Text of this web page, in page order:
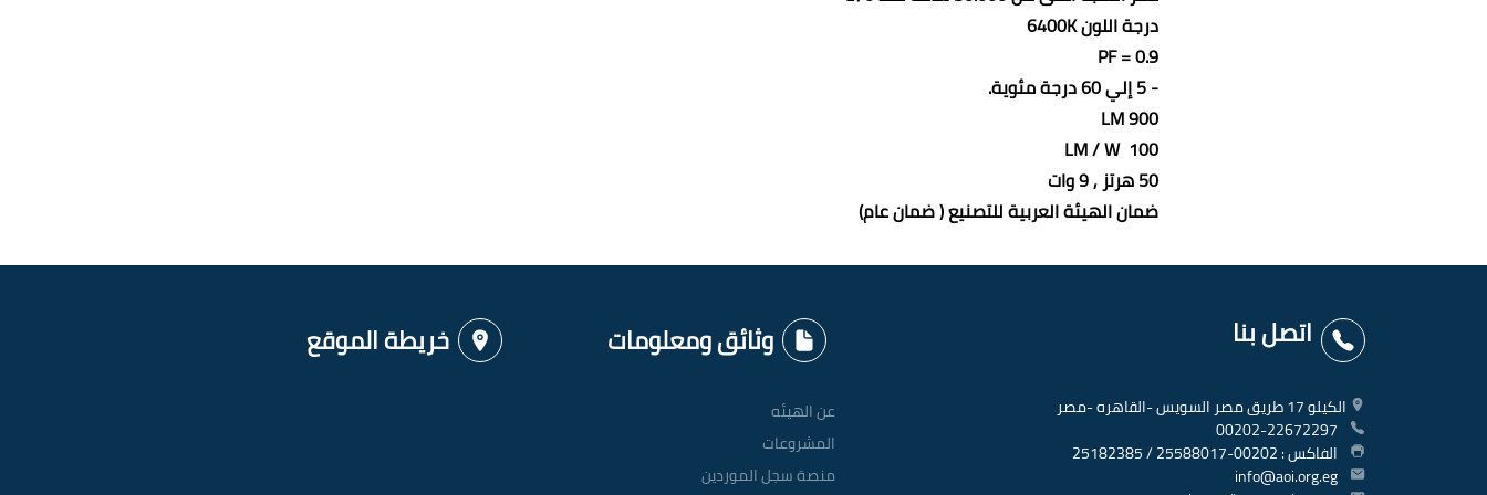
درجة اللون6400K
PF = 0.9
- 5 إلي 60 درجة مئوية.
900 LM
100 LM / W
50 هرتز , 9 وات
ضمان الهيئة العربية للتصنيع ( ضمان عام)
اتصل بنا
الكيلو 17 طريق مصر السويس -القاهره -مصر
00202-22672297
الفاكس : 00202-25588017 / 25182385
info@aoi.org.eg
وثائق ومعلومات
عن الهيئه
المشروعات
منصة سجل الموردين
خريطة الموقع